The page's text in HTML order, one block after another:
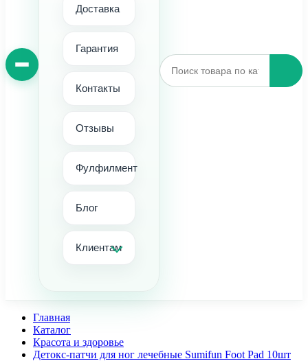
Доставка
Гарантия
Контакты
Отзывы
Фулфилмент
Блог
Клиентам
Главная
Каталог
Красота и здоровье
Детокс-патчи для ног лечебные Sumifun Foot Pad 10шт